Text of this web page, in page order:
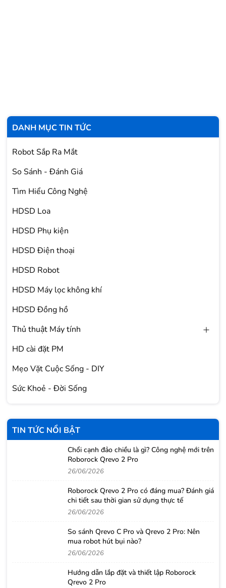
DANH MỤC TIN TỨC
Robot Sắp Ra Mắt
So Sánh - Đánh Giá
Tìm Hiểu Công Nghệ
HDSD Loa
HDSD Phụ kiện
HDSD Điện thoại
HDSD Robot
HDSD Máy lọc không khí
HDSD Đồng hồ
Thủ thuật Máy tính
HD cài đặt PM
Mẹo Vặt Cuộc Sống - DIY
Sức Khoẻ - Đời Sống
TIN TỨC NỔI BẬT
Chổi cạnh đảo chiều là gì? Công nghệ mới trên
Roborock Qrevo 2 Pro
26/06/2026
Roborock Qrevo 2 Pro có đáng mua? Đánh giá
chi tiết sau thời gian sử dụng thực tế
26/06/2026
So sánh Qrevo C Pro và Qrevo 2 Pro: Nên
mua robot hút bụi nào?
26/06/2026
Hướng dẫn lắp đặt và thiết lập Roborock
Qrevo 2 Pro